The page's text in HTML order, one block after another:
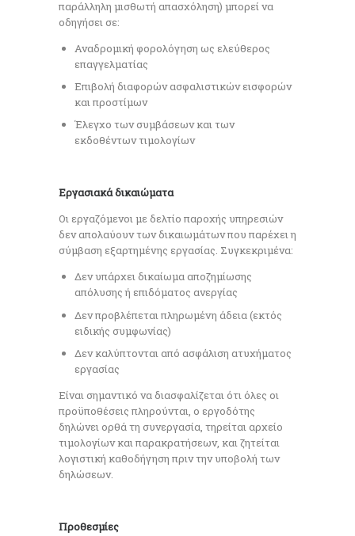
παράλληλη μισθωτή απασχόληση) μπορεί να
οδηγήσει σε:
Αναδρομική φορολόγηση ως ελεύθερος
επαγγελματίας
Επιβολή διαφορών ασφαλιστικών εισφορών
και προστίμων
Έλεγχο των συμβάσεων και των
εκδοθέντων τιμολογίων
Εργασιακά δικαιώματα
Οι εργαζόμενοι με δελτίο παροχής υπηρεσιών
δεν απολαύουν των δικαιωμάτων που παρέχει η
σύμβαση εξαρτημένης εργασίας. Συγκεκριμένα:
Δεν υπάρχει δικαίωμα αποζημίωσης
απόλυσης ή επιδόματος ανεργίας
Δεν προβλέπεται πληρωμένη άδεια (εκτός
ειδικής συμφωνίας)
Δεν καλύπτονται από ασφάλιση ατυχήματος
εργασίας
Είναι σημαντικό να διασφαλίζεται ότι όλες οι
προϋποθέσεις πληρούνται, ο εργοδότης
δηλώνει ορθά τη συνεργασία, τηρείται αρχείο
τιμολογίων και παρακρατήσεων, και ζητείται
λογιστική καθοδήγηση πριν την υποβολή των
δηλώσεων.
Προθεσμίες